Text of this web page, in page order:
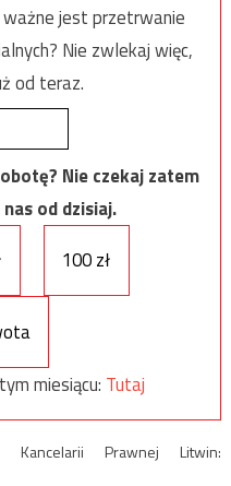
jest przetrwanie
Nie zwlekaj więc,
od teraz.
Nie czekaj zatem
od dzisiaj.
100 zł
miesiącu: Tutaj
Prawnej Litwin: